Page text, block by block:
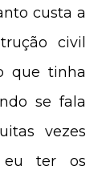
custa a
civil
que tinha
se fala
vezes
ter os